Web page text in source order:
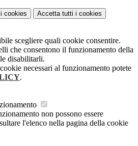
i cookies Accetta tutti i cookies
scegliere quali cookie consentire.
che consentono il funzionamento della
disabilitarli.
necessari al funzionamento potete
.
non possono essere
l'elenco nella pagina della cookie